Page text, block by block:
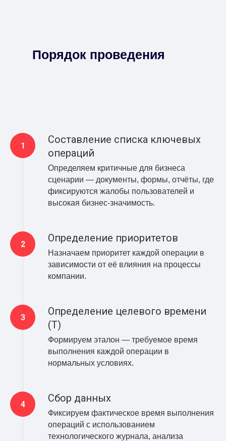
Порядок проведения
Cоставление списка ключевых
операций
Определяем критичные для бизнеса
сценарии — документы, формы, отчёты, где
фиксируются жалобы пользователей и
высокая бизнес-значимость.
Определение приоритетов
Назначаем приоритет каждой операции в
зависимости от её влияния на процессы
компании.
Определение целевого времени
(T)
Формируем эталон — требуемое время
выполнения каждой операции в
нормальных условиях.
Сбор данных
Фиксируем фактическое время выполнения
операций с использованием
технологического журнала, анализа